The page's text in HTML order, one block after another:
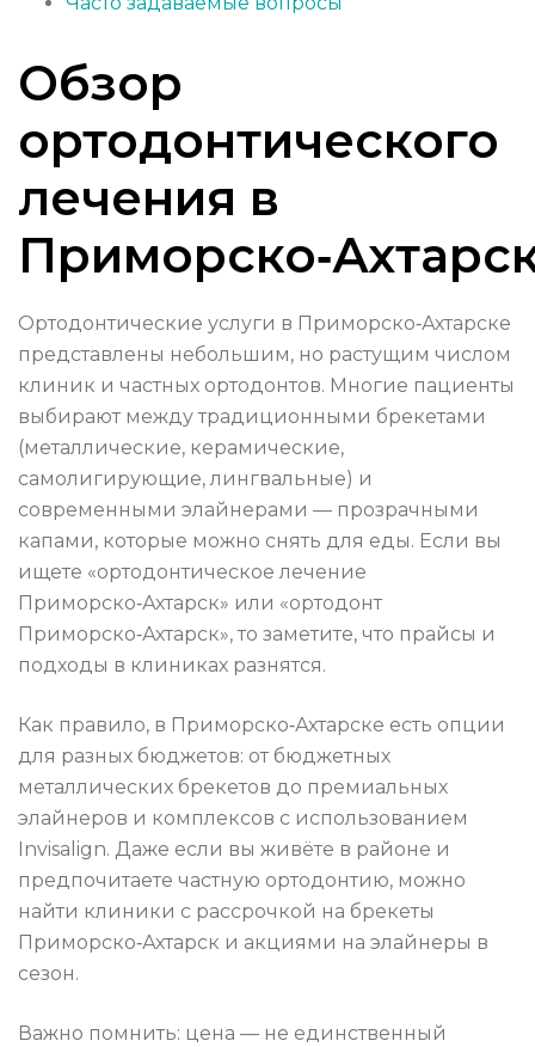
Обзор
ортодонтического
лечения в
Ортодонтические услуги в Приморско‑Ахтарске
представлены небольшим, но растущим числом
клиник и частных ортодонтов. Многие пациенты
выбирают между традиционными брекетами
(металлические, керамические,
самолигирующие, лингвальные) и
современными элайнерами — прозрачными
капами, которые можно снять для еды. Если вы
ищете «ортодонтическое лечение
Приморско‑Ахтарск» или «ортодонт
Приморско‑Ахтарск», то заметите, что прайсы и
подходы в клиниках разнятся.
Как правило, в Приморско‑Ахтарске есть опции
для разных бюджетов: от бюджетных
металлических брекетов до премиальных
элайнеров и комплексов с использованием
Invisalign. Даже если вы живёте в районе и
предпочитаете частную ортодонтию, можно
найти клиники с рассрочкой на брекеты
Приморско‑Ахтарск и акциями на элайнеры в
сезон.
Важно помнить: цена — не единственный